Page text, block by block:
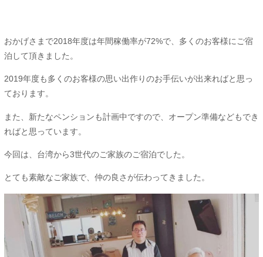
おかげさまで2018年度は年間稼働率が72%で、多くのお客様にご宿
泊して頂きました。
2019年度も多くのお客様の思い出作りのお手伝いが出来ればと思っ
ております。
また、新たなペンションも計画中ですので、オープン準備などもでき
ればと思っています。
今回は、台湾から3世代のご家族のご宿泊でした。
とても素敵なご家族で、仲の良さが伝わってきました。